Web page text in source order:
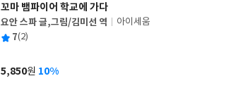
꼬마 뱀파이어 학교에 가다
글
쓴
요안 스파 글,그림/김미선 역
출
사
아이세움
평 7(2)
가
5,850원 10%